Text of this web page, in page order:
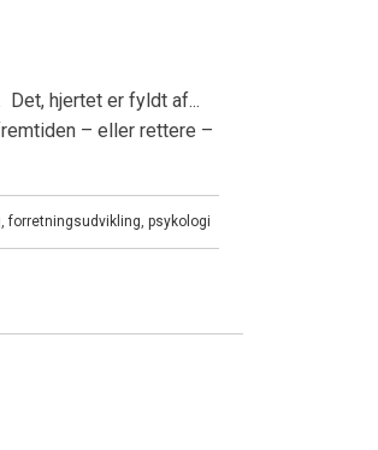
hjertet er fyldt af...
– eller rettere –
,forretningsudvikling, psykologi